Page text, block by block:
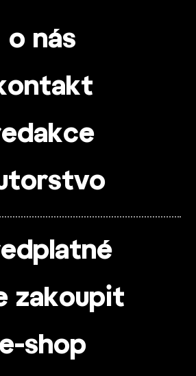
o nás
zakoupit
e-shop